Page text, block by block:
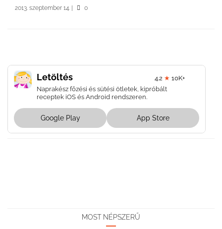
2013. szeptember 14. | 0
Letöltés 4.2 ★ 10K+
Naprakész főzési és sütési ötletek, kipróbált
receptek iOS és Android rendszeren.
Google Play App Store
MOST NÉPSZERŰ